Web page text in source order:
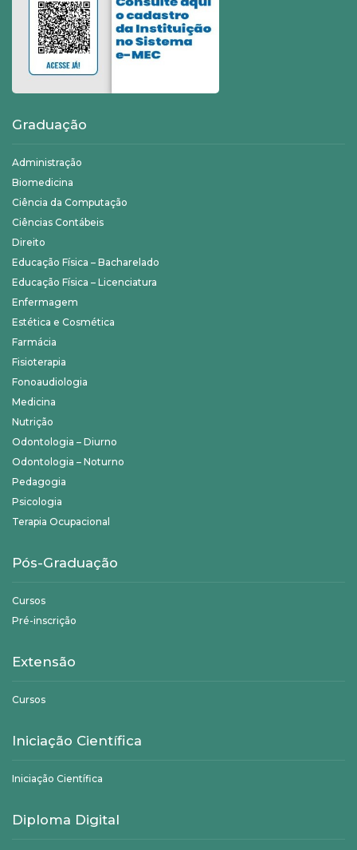
Graduação
Administração
Biomedicina
Ciência da Computação
Ciências Contábeis
Direito
Educação Física – Bacharelado
Educação Física – Licenciatura
Enfermagem
Estética e Cosmética
Farmácia
Fisioterapia
Fonoaudiologia
Medicina
Nutrição
Odontologia – Diurno
Odontologia – Noturno
Pedagogia
Psicologia
Terapia Ocupacional
Pós-Graduação
Cursos
Pré-inscrição
Extensão
Cursos
Iniciação Científica
Iniciação Científica
Diploma Digital